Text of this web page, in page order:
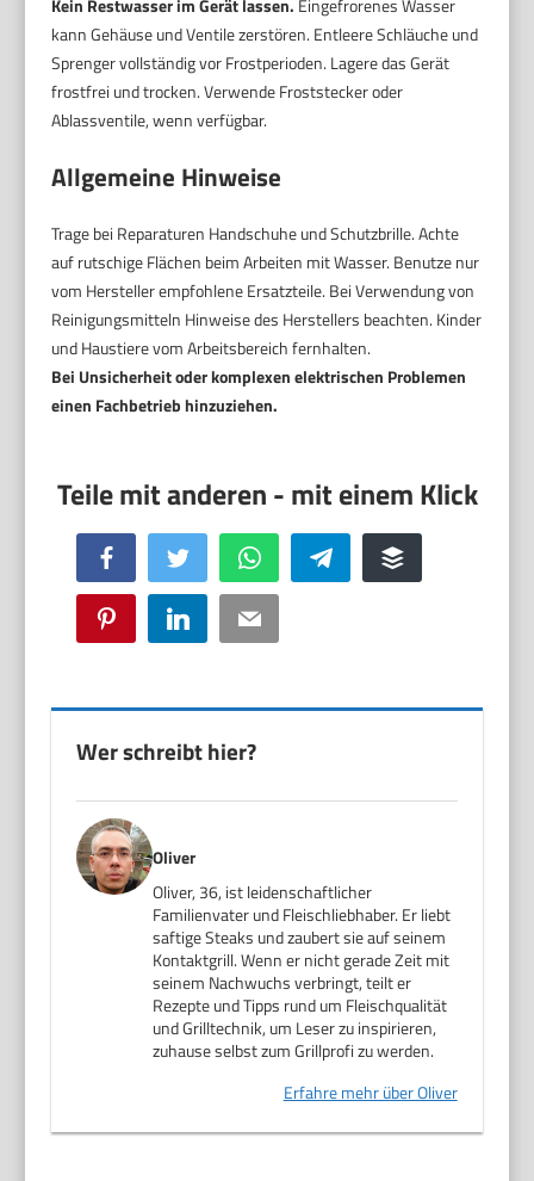
Kein Restwasser im Gerät lassen. Eingefrorenes Wasser
kann Gehäuse und Ventile zerstören. Entleere Schläuche und
Sprenger vollständig vor Frostperioden. Lagere das Gerät
frostfrei und trocken. Verwende Froststecker oder
Ablassventile, wenn verfügbar.
Allgemeine Hinweise
Trage bei Reparaturen Handschuhe und Schutzbrille. Achte
auf rutschige Flächen beim Arbeiten mit Wasser. Benutze nur
vom Hersteller empfohlene Ersatzteile. Bei Verwendung von
Reinigungsmitteln Hinweise des Herstellers beachten. Kinder
und Haustiere vom Arbeitsbereich fernhalten.
Bei Unsicherheit oder komplexen elektrischen Problemen
einen Fachbetrieb hinzuziehen.
Facebook Twitter WhatsApp Telegram Buffer
Pinterest LinkedIn Email
Wer schreibt hier?
Oliver
Oliver, 36, ist leidenschaftlicher
Familienvater und Fleischliebhaber. Er liebt
saftige Steaks und zaubert sie auf seinem
Kontaktgrill. Wenn er nicht gerade Zeit mit
seinem Nachwuchs verbringt, teilt er
Rezepte und Tipps rund um Fleischqualität
und Grilltechnik, um Leser zu inspirieren,
zuhause selbst zum Grillprofi zu werden.
Erfahre mehr über Oliver